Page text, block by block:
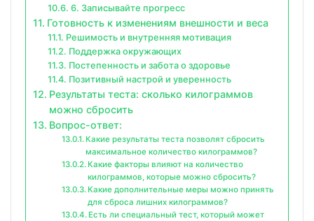
6. Записывайте прогресс
Готовность к изменениям внешности и веса
Решимость и внутренняя мотивация
Поддержка окружающих
Постепенность и забота о здоровье
Позитивный настрой и уверенность
Результаты теста: сколько килограммов
можно сбросить
Вопрос-ответ:
Какие результаты теста позволят сбросить
максимальное количество килограммов?
Какие факторы влияют на количество
килограммов, которые можно сбросить?
Какие дополнительные меры можно принять
для сброса лишних килограммов?
Есть ли специальный тест, который может